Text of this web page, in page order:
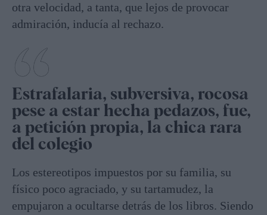
otra velocidad, a tanta, que lejos de provocar
admiración, inducía al rechazo.
Estrafalaria, subversiva, rocosa
pese a estar hecha pedazos, fue,
a petición propia, la chica rara
del colegio
Los estereotipos impuestos por su familia, su
físico poco agraciado, y su tartamudez, la
empujaron a ocultarse detrás de los libros. Siendo